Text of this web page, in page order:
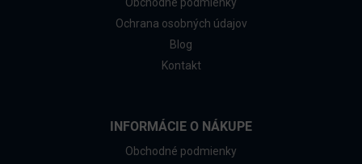
Ochrana osobných údajov
Blog
Kontakt
INFORMÁCIE O NÁKUPE
Obchodné podmienky